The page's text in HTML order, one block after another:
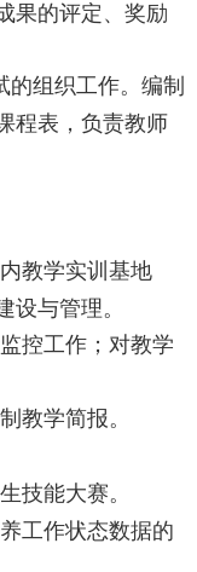
果的评定、奖励
组织工作。编制
程表，负责教师
教学实训基地
设与管理。
控工作；对教学
教学简报。
技能大赛。
工作状态数据的